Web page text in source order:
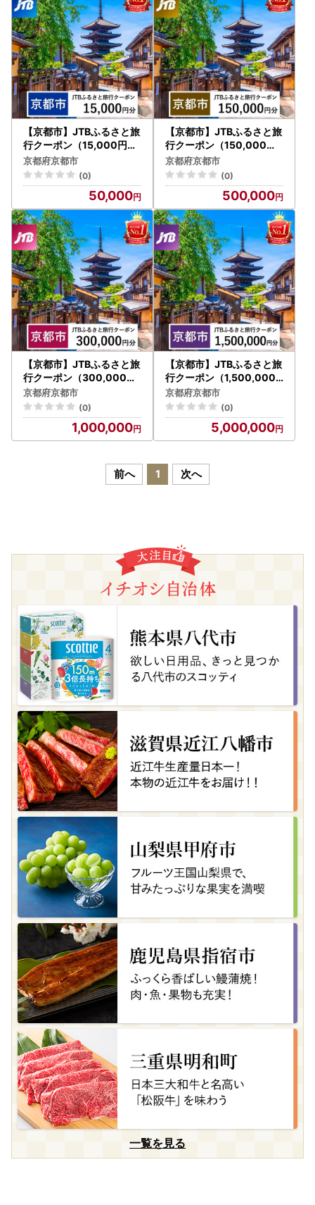
【京都市】JTBふるさと旅
行クーポン（15,000円分
）有効期間3年（Eメール
発行）｜予約 宿泊 観光 体
験 温泉 ホテル 旅館 チケッ
ト 子供 子連れ カップル 家
族 店頭 オンライン ネット
電話 京都
京都府京都市
(0)
50,000
【京都市】JTBふるさと旅
行クーポン（150,000円
分）有効期間3年（Eメー
ル発行）｜予約 宿泊 観光
体験 温泉 ホテル 旅館 チケ
ット 子供 子連れ カップル
家族 店頭 オンライン ネッ
ト 電話 京都
京都府京都市
(0)
500,000
【京都市】JTBふるさと旅
行クーポン（300,000円
分）有効期間3年（Eメー
ル発行）｜予約 宿泊 観光
体験 温泉 ホテル 旅館 チケ
ット 子供 子連れ カップル
家族 店頭 オンライン ネッ
京都府京都市
(0)
1,000,000
【京都市】JTBふるさと旅
行クーポン（1,500,000
円分）有効期間3年（Eメ
ール発行）｜予約 宿泊 観
光 体験 温泉 ホテル 旅館
チケット 子供 子連れ カッ
プル 家族 店頭 オンライン
京都府京都市
(0)
5,000,000
前へ 1 次へ
一覧を見る